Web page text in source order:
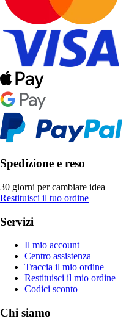
Spedizione e reso
30 giorni per cambiare idea
Restituisci il tuo ordine
Servizi
Il mio account
Centro assistenza
Traccia il mio ordine
Restituisci il mio ordine
Codici sconto
Chi siamo